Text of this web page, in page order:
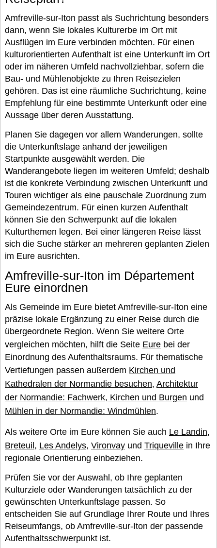
Amfreville-sur-Iton passt als Suchrichtung besonders
dann, wenn Sie lokales Kulturerbe im Ort mit
Ausflügen im Eure verbinden möchten. Für einen
kulturorientierten Aufenthalt ist eine Unterkunft im Ort
oder im näheren Umfeld nachvollziehbar, sofern die
Bau- und Mühlenobjekte zu Ihren Reisezielen
gehören. Das ist eine räumliche Suchrichtung, keine
Empfehlung für eine bestimmte Unterkunft oder eine
Aussage über deren Ausstattung.
Planen Sie dagegen vor allem Wanderungen, sollte
die Unterkunftslage anhand der jeweiligen
Startpunkte ausgewählt werden. Die
Wanderangebote liegen im weiteren Umfeld; deshalb
ist die konkrete Verbindung zwischen Unterkunft und
Touren wichtiger als eine pauschale Zuordnung zum
Gemeindezentrum. Für einen kurzen Aufenthalt
können Sie den Schwerpunkt auf die lokalen
Kulturthemen legen. Bei einer längeren Reise lässt
sich die Suche stärker an mehreren geplanten Zielen
im Eure ausrichten.
Amfreville-sur-Iton im Département
Eure einordnen
Als Gemeinde im Eure bietet Amfreville-sur-Iton eine
präzise lokale Ergänzung zu einer Reise durch die
übergeordnete Region. Wenn Sie weitere Orte
vergleichen möchten, hilft die Seite Eure bei der
Einordnung des Aufenthaltsraums. Für thematische
Vertiefungen passen außerdem Kirchen und
Kathedralen der Normandie besuchen, Architektur
der Normandie: Fachwerk, Kirchen und Burgen und
Mühlen in der Normandie: Windmühlen.
Als weitere Orte im Eure können Sie auch Le Landin,
Breteuil, Les Andelys, Vironvay und Triqueville in Ihre
regionale Orientierung einbeziehen.
Prüfen Sie vor der Auswahl, ob Ihre geplanten
Kulturziele oder Wanderungen tatsächlich zu der
gewünschten Unterkunftslage passen. So
entscheiden Sie auf Grundlage Ihrer Route und Ihres
Reiseumfangs, ob Amfreville-sur-Iton der passende
Aufenthaltsschwerpunkt ist.